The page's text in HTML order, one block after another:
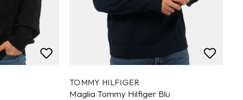
TOMMY HILFIGER
Maglia Tommy Hilfiger Blu